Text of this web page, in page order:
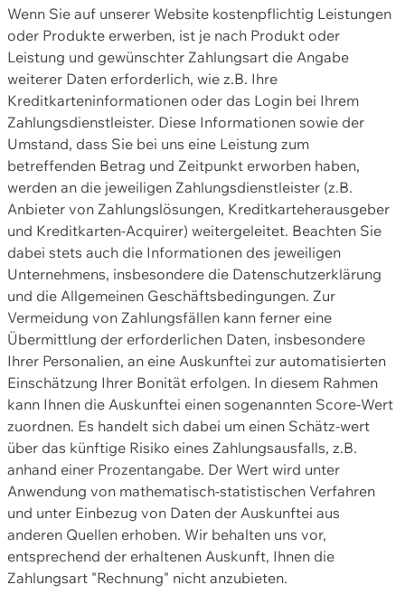
Wenn Sie auf unserer Website kostenpflichtig Leistungen
oder Produkte erwerben, ist je nach Produkt oder
Leistung und gewünschter Zahlungsart die Angabe
weiterer Daten erforderlich, wie z.B. Ihre
Kreditkarteninformationen oder das Login bei Ihrem
Zahlungsdienstleister. Diese Informationen sowie der
Umstand, dass Sie bei uns eine Leistung zum
betreffenden Betrag und Zeitpunkt erworben haben,
werden an die jeweiligen Zahlungsdienstleister (z.B.
Anbieter von Zahlungslösungen, Kreditkarteherausgeber
und Kreditkarten-Acquirer) weitergeleitet. Beachten Sie
dabei stets auch die Informationen des jeweiligen
Unternehmens, insbesondere die Datenschutzerklärung
und die Allgemeinen Geschäftsbedingungen. Zur
Vermeidung von Zahlungsfällen kann ferner eine
Übermittlung der erforderlichen Daten, insbesondere
Ihrer Personalien, an eine Auskunftei zur automatisierten
Einschätzung Ihrer Bonität erfolgen. In diesem Rahmen
kann Ihnen die Auskunftei einen sogenannten Score-Wert
zuordnen. Es handelt sich dabei um einen Schätz-wert
über das künftige Risiko eines Zahlungsausfalls, z.B.
anhand einer Prozentangabe. Der Wert wird unter
Anwendung von mathematisch-statistischen Verfahren
und unter Einbezug von Daten der Auskunftei aus
anderen Quellen erhoben. Wir behalten uns vor,
entsprechend der erhaltenen Auskunft, Ihnen die
Zahlungsart "Rechnung" nicht anzubieten.